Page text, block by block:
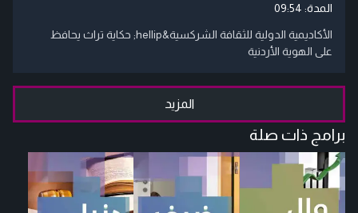
المدة: 09:54
الأكاديمية الدولية للثقافة الشركسية&hellip; حكاية تراث يحافظ
على الهوية الأردنية
المزيد
برامج ذات صلة